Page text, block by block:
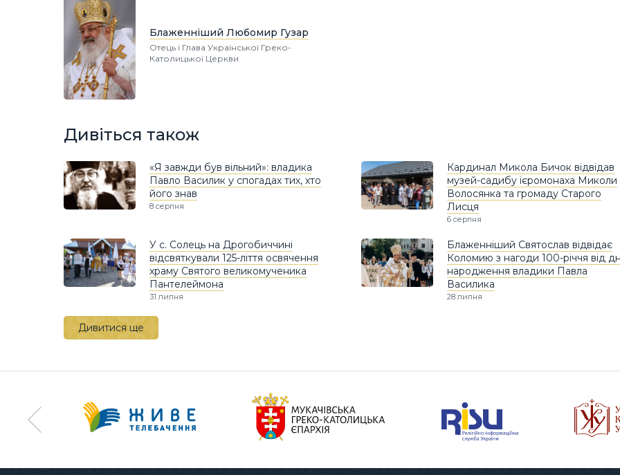
Блаженніший Любомир Гузар
Отець і Глава Української Греко-
Католицької Церкви
Дивіться також
«Я завжди був вільний»: владика
Павло Василик у спогадах тих, хто
його знав
8 серпня
Кардинал Микола Бичок відвідав
музей-садибу ієромонаха Миколи
Волосянка та громаду Старого
Лисця
6 серпня
У с. Солець на Дрогобиччині
відсвяткували 125-ліття освячення
храму Святого великомученика
Пантелеймона
31 липня
Блаженніший Святослав відвідає
Коломию з нагоди 100-річчя від
народження владики Павла
Василика
28 липня
Дивитися ще